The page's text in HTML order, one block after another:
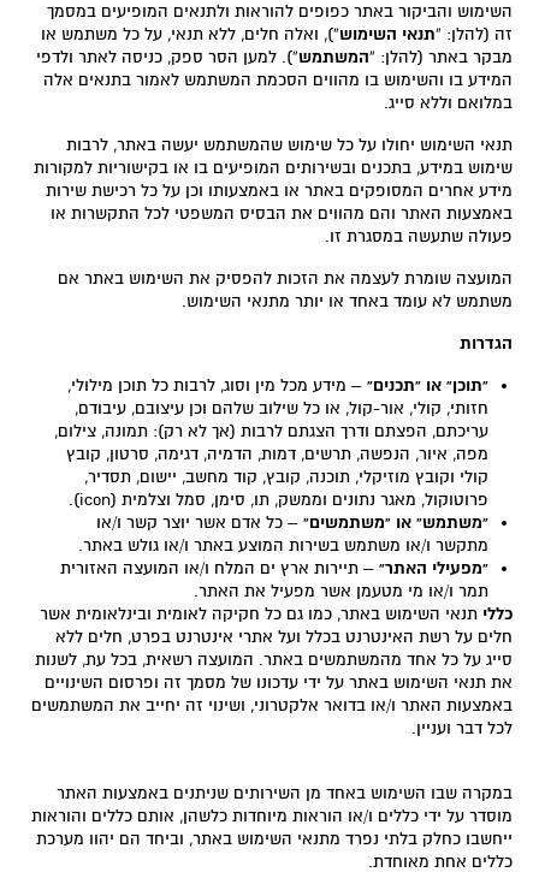
השימוש והביקור באתר כפופים להוראות ולתנאים המופיעים במסמך
זה (להלן: “תנאי השימוש“), ואלה חלים, ללא תנאי, על כל משתמש או
מבקר באתר (להלן: “המשתמש”). למען הסר ספק, כניסה לאתר ולדפי
המידע בו והשימוש בו מהווים הסכמת המשתמש לאמור בתנאים אלה
במלואם וללא סייג.
תנאי השימוש יחולו על כל שימוש שהמשתמש יעשה באתר, לרבות
שימוש במידע, בתכנים ובשירותים המופיעים בו או בקישוריות למקורות
מידע אחרים המסופקים באתר או באמצעותו וכן על כל רכישת שירות
באמצעות האתר והם מהווים את הבסיס המשפטי לכל התקשרות או
פעולה שתעשה במסגרת זו.
המועצה שומרת לעצמה את הזכות להפסיק את השימוש באתר אם
משתמש לא עומד באחד או יותר מתנאי השימוש.
הגדרות
“תוכן” או “תכנים” – מידע מכל מין וסוג, לרבות כל תוכן מילולי,
חזותי, קולי, אור-קול, או כל שילוב שלהם וכן עיצובם, עיבודם,
עריכתם, הפצתם ודרך הצגתם לרבות (אך לא רק): תמונה, צילום,
מפה, איור, הנפשה, תרשים, דמות, הדמיה, דגימה, סרטון, קובץ
קולי וקובץ מוזיקלי, תוכנה, קובץ, קוד מחשב, יישום, תסדיר,
פרוטוקול, מאגר נתונים וממשק, תו, סימן, סמל וצלמית (icon).
“משתמש” או “משתמשים” – כל אדם אשר יוצר קשר ו/או
מתקשר ו/או משתמש בשירות המוצע באתר ו/או גולש באתר.
“מפעילי האתר” – תיירות ארץ ים המלח ו/או המועצה האזורית
תמר ו/או מי מטעמן אשר מפעיל את האתר.
כללי תנאי השימוש באתר, כמו גם כל חקיקה לאומית ובינלאומית אשר
חלים על רשת האינטרנט בכלל ועל אתרי אינטרנט בפרט, חלים ללא
סייג על כל אחד מהמשתמשים באתר. המועצה רשאית, בכל עת, לשנות
את תנאי השימוש באתר על ידי עדכונו של מסמך זה ופרסום השינויים
באמצעות האתר ו/או בדואר אלקטרוני, ושינוי זה יחייב את המשתמשים
לכל דבר ועניין.
במקרה שבו השימוש באחד מן השירותים שניתנים באמצעות האתר
מוסדר על ידי כללים ו/או הוראות מיוחדות כלשהן, אותם כללים והוראות
ייחשבו כחלק בלתי נפרד מתנאי השימוש באתר, וביחד הם יהוו מערכת
כללים אחת מאוחדת.